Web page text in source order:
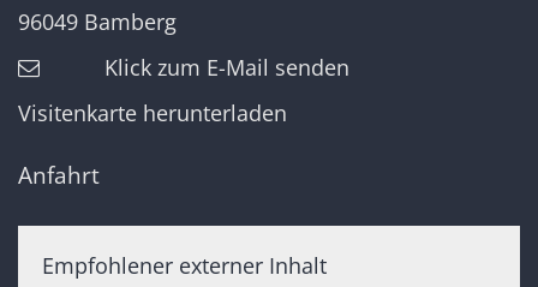
96049 Bamberg
Klick zum E-Mail senden
Visitenkarte herunterladen
Anfahrt
Empfohlener externer Inhalt